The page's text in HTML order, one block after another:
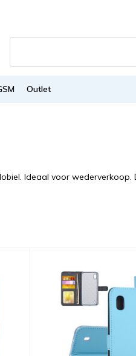
Outlet
Ideaal voor